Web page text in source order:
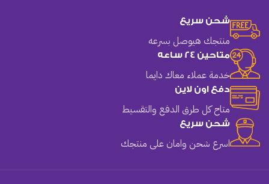
شحن سريع
منتجك هيوصل بسرعه
متاحين 24 ساعه
خدمة عملاء معاك دايما
دفع اون لاين
متاح كل طرق الدفع والتقسيط
شحن سريع
اسرع شحن وامان على منتجك